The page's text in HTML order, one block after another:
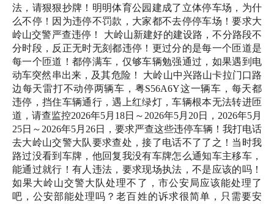
法，请狠狠抄牌！明明体育公园建成了立体停车场，为什
么不停！因为违停不罚款，大家都不去停停车场！要求大
岭山交警严查违停！ 大岭山新建好的建设路，不分路段不
分时段，反正无时无刻都违停！更过分的是每一个匝道是
每一个匝道！都停满车，仅够车辆勉强通过，如果遇到电
动车突然串出来，及其危险！ 大岭山中兴路山卡拉门口路
边每天雷打不动停两辆车，粤S56A6Y这一辆车，每天都
违停，挡住车辆通行，遇上红绿灯，车辆根本无法转进匝
道，请查监控2026年5月18日～2026年5月20日，2026年5月
25日～2026年5月26日，要求严查这些违停车辆！我打电话
去大岭山交警大队要求查处，接了电话不了了之！当时我
路过没看到车牌，他回复我没有车牌怎么通知车主移车，
能通过就行！有人违法，要求现场执法，不是应该的吗！
如果大岭山交警大队处理不了，市公安局应该能处理了
吧，公安部能处理吗？老百姓的诉求很简单，只需要安